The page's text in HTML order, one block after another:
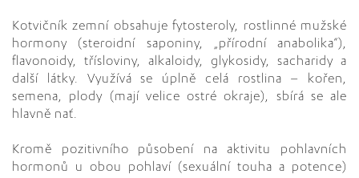
Kotvičník zemní obsahuje fytosteroly, rostlinné mužské
hormony (steroidní saponiny, „přírodní anabolika“),
flavonoidy, třísloviny, alkaloidy, glykosidy, sacharidy a
další látky. Využívá se úplně celá rostlina – kořen,
semena, plody (mají velice ostré okraje), sbírá se ale
hlavně nať.
Kromě pozitivního působení na aktivitu pohlavních
hormonů u obou pohlaví (sexuální touha a potence)